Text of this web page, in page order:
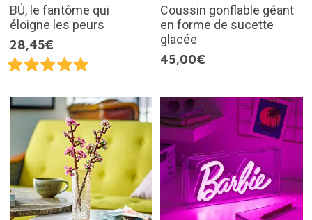
BÚ, le fantôme qui
éloigne les peurs
28,45€
Coussin gonflable géant
en forme de sucette
glacée
45,00€